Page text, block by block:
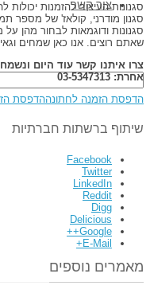
צור קשר
סגנונות העיצוב להזמנות יכולות
סגנון מודרני, קולאז' של מספר
סגנונות ודוגמאות לבחור מהן
שאתם רוצים. אנו כאן שמחים
צרו איתנו קשר עוד היום
אחרת: 03-5347313
הדפסת הזמנה לחתונההדפסת
שיתוף ברשתות חברתיות
Facebook
Twitter
LinkedIn
Reddit
Digg
Delicious
Google++
E-Mail+
מאמרים נוספים